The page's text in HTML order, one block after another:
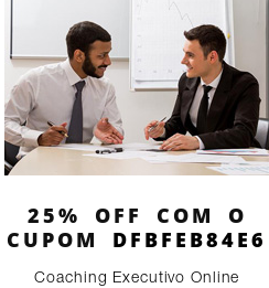
25% OFF COM O
CUPOM DFBFEB84E6
Coaching Executivo Online